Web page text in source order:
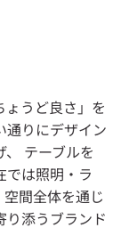
ょうど良さ」を
通りにデザイン
テーブルを
では照明・ラ
間全体を通じ
り添うブランド